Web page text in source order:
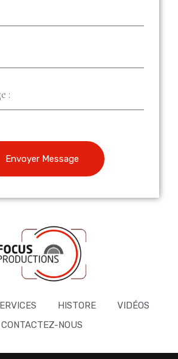
Envoyer Message
HISTORE
VIDÉOS
CONTACTEZ-NOUS